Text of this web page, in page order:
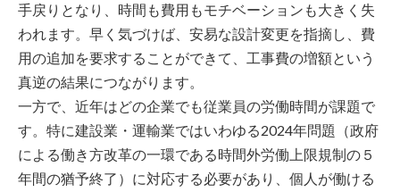
手戻りとなり、時間も費用もモチベーションも大きく失
われます。早く気づけば、安易な設計変更を指摘し、費
用の追加を要求することができて、工事費の増額という
真逆の結果につながります。
一方で、近年はどの企業でも従業員の労働時間が課題で
す。特に建設業・運輸業ではいわゆる2024年問題（政府
による働き方改革の一環である時間外労働上限規制の５
年間の猶予終了）に対応する必要があり、個人が働ける